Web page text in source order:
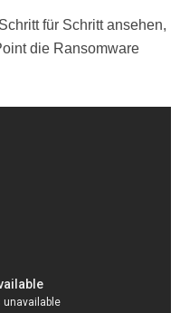
für Schritt ansehen,
die Ransomware